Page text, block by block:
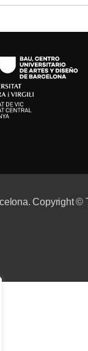
Copyright ©